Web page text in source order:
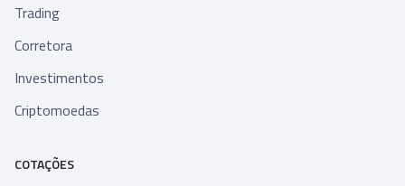
Trading
Corretora
Investimentos
Criptomoedas
COTAÇÕES